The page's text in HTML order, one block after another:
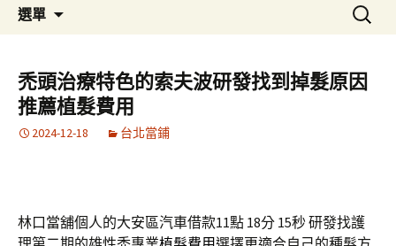
選單
容
區
搜
尋
鍵
字:
禿頭治療特色的索夫波研發找到掉髮原因
推薦植髮費用
2024-12-18 台北當鋪
林口當舖個人的大安區汽車借款11點 18分 15秒研發找護